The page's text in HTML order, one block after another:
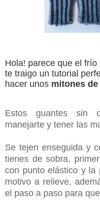
Hola! parece que el
te traigo un tutorial
hacer unos mitones de
Estos guantes sin
manejarte y tener las
Se tejen enseguida y
tienes de sobra,
con punto elástico y la
motivo a relieve,
el paso a paso para